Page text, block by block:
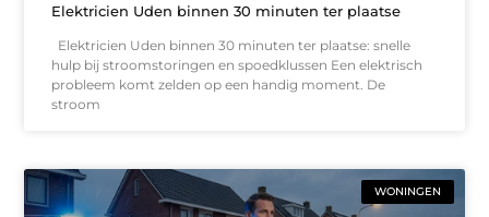
Elektricien Uden binnen 30 minuten ter plaatse
Elektricien Uden binnen 30 minuten ter plaatse: snelle
hulp bij stroomstoringen en spoedklussen Een elektrisch
probleem komt zelden op een handig moment. De
stroom
WONINGEN